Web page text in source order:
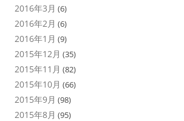
2016年3月 (6)
2016年2月 (6)
2016年1月 (9)
2015年12月 (35)
2015年11月 (82)
2015年10月 (66)
2015年9月 (98)
2015年8月 (95)